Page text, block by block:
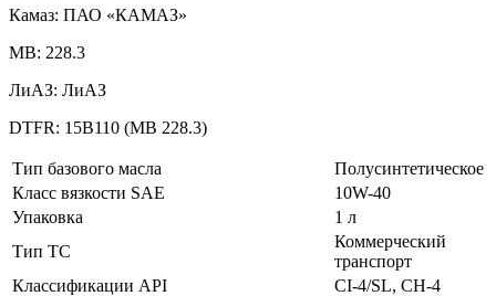
Камаз: ПАО «КАМАЗ»
MB: 228.3
ЛиАЗ: ЛиАЗ
DTFR: 15B110 (МВ 228.3)
Тип базового масла
Полусинтетическое
Класс вязкости SAE
10W-40
Упаковка
1 л
Тип ТС
Коммерческий
транспорт
Классификации API
CI-4/SL, CH-4